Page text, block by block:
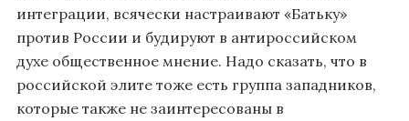
интеграции, всячески настраивают «Батьку»
против России и будируют в антироссийском
духе общественное мнение. Надо сказать, что в
российской элите тоже есть группа западников,
которые также не заинтересованы в